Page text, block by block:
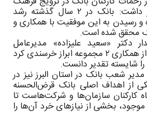
قرض‌الحسنه، اظهار داشت: بانک در ۲ سال گذشته رشد
و رسیدن به این موفقیت با همکاری و
محقق شده است.
دکتر «سعید علیزاده» مدیرعامل
خودروسازی زامیاد از همکاری ۲ مجموعه ابراز خرسندی کرد
شایسته تقدیر دانست.
شعب بانک در استان البرز نیز در
از اهداف اصلی بانک قرض‌الحسنه
کارکنان سازمان‌ها و شرکت‌هاست تا
بخشی از نیازهای خرد آن‌ها را